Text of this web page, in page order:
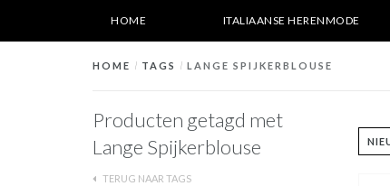
HOME ITALIAANSE HERENMODE
HOME / TAGS / LANGE SPIJKERBLOUSE
Producten getagd met
Lange Spijkerblouse
TERUG NAAR TAGS